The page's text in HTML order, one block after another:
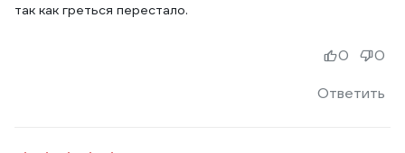
так как греться перестало.
Ответить
0 0